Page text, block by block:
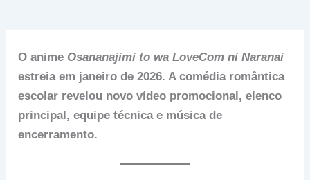
O anime Osananajimi to wa LoveCom ni Naranai
estreia em janeiro de 2026. A comédia romântica
escolar revelou novo vídeo promocional, elenco
principal, equipe técnica e música de
encerramento.